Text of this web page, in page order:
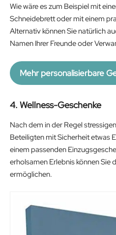
Wie wäre es zum Beispiel mit
Schneidebrett oder mit einem
Alternativ können Sie natürlich
Namen Ihrer Freunde oder
Mehr personalisierbare
4. Wellness-Geschenke
Nach dem in der Regel
Beteiligten mit Sicherheit etwas
einem passenden
erholsamen Erlebnis können Sie
ermöglichen.